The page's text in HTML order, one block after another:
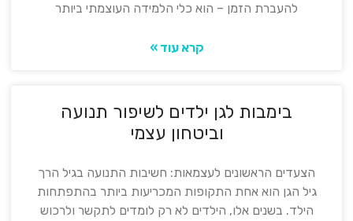
להעברת הזמן – הוא כלי הלמידה העוצמתי ביותר
קרא עוד »
בימבות לגן ילדים לשיפור תנועה
וביטחון עצמי
הצעדים הראשונים לעצמאות: חשיבות התנועה בגיל הרך
גיל הגן הוא אחת התקופות המכריעות ביותר בהתפתחות
הילד. בשנים אלו, הילדים לא רק לומדים לתקשר ולרכוש